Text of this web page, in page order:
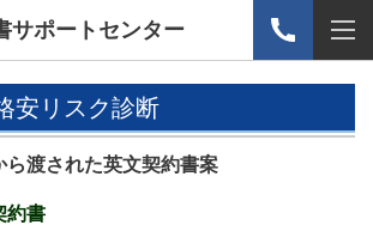
サポートセンター
安リスク診断
渡された英文契約書案
約書